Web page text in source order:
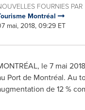
FOURNIES PAR
Montréal
mai, 2018, 09:29 ET
le 7 mai
Port de Montréal. Au
de 12 %